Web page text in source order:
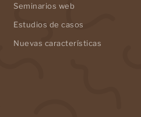
Seminarios web
Estudios de casos
Nuevas características